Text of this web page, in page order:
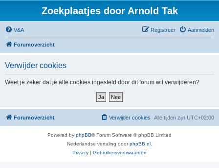
Zoekplaatjes door Arnold Tak
V&A Aanmelden
Registreer
Forumoverzicht
Verwijder cookies
Weet je zeker dat je alle cookies ingesteld door dit forum wil verwijderen?
Forumoverzicht Alle tijden zijn UTC+02:00
Verwijder cookies
Powered by phpBB® Forum Software © phpBB Limited
Nederlandse vertaling doorphpBB.nl
Privacy | Gebruikersvoorwaarden